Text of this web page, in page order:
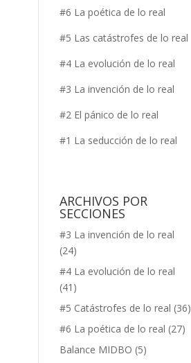
#6 La poética de lo real
#5 Las catástrofes de lo real
#4 La evolución de lo real
#3 La invención de lo real
#2 El pánico de lo real
#1 La seducción de lo real
ARCHIVOS POR
SECCIONES
#3 La invención de lo real
(24)
#4 La evolución de lo real
(41)
#5 Catástrofes de lo real (36)
#6 La poética de lo real (27)
Balance MIDBO (5)